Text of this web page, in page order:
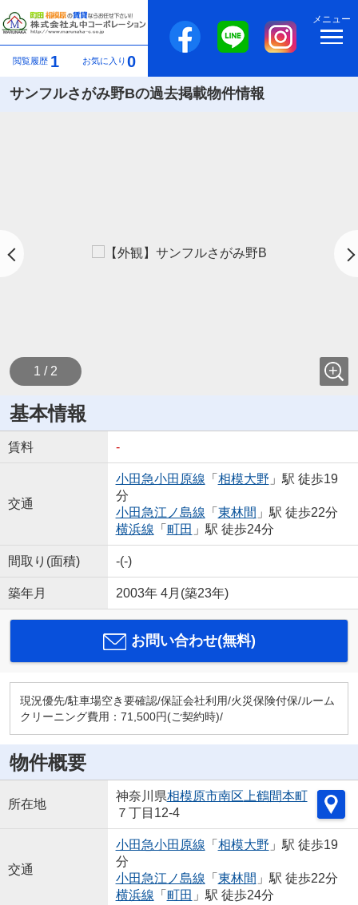
閲覧履歴 1 お気に入り 0
メニュー
サンフルさがみ野Bの過去掲載物件情報
1 / 2
基本情報
賃料 -
交通
小田急小田原線 「 相模大野 」駅 徒歩19
分
小田急江ノ島線 「 東林間 」駅 徒歩22分
横浜線 「 町田 」駅 徒歩24分
間取り(面積) -(-)
築年月 2003年 4月(築23年)
お問い合わせ(無料)
現況優先/駐車場空き要確認/保証会社利用/火災保険付保/ルーム
クリーニング費用：71,500円(ご契約時)/
物件概要
所在地
神奈川県相模原市南区 上鶴間本町
７丁目12-4
交通
小田急小田原線 「 相模大野 」駅 徒歩19
分
小田急江ノ島線 「 東林間 」駅 徒歩22分
横浜線 「 町田 」駅 徒歩24分